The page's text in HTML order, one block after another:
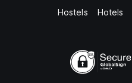
Hostels Hotels